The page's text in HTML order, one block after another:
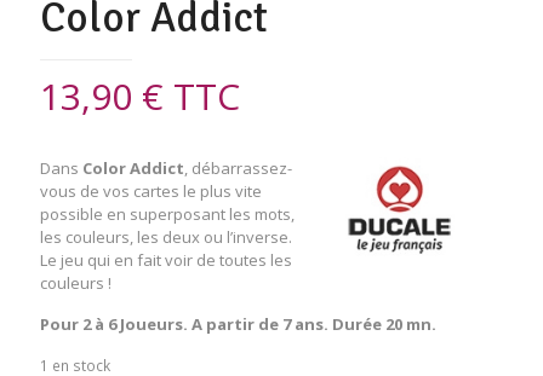
Color Addict
13,90 € TTC
Dans Color Addict , débarrassez-
vous de vos cartes le plus vite
possible en superposant les mots,
les couleurs, les deux ou l’inverse.
Le jeu qui en fait voir de toutes les
couleurs !
Pour 2 à 6 Joueurs. A partir de 7 ans. Durée 20 mn.
1 en stock